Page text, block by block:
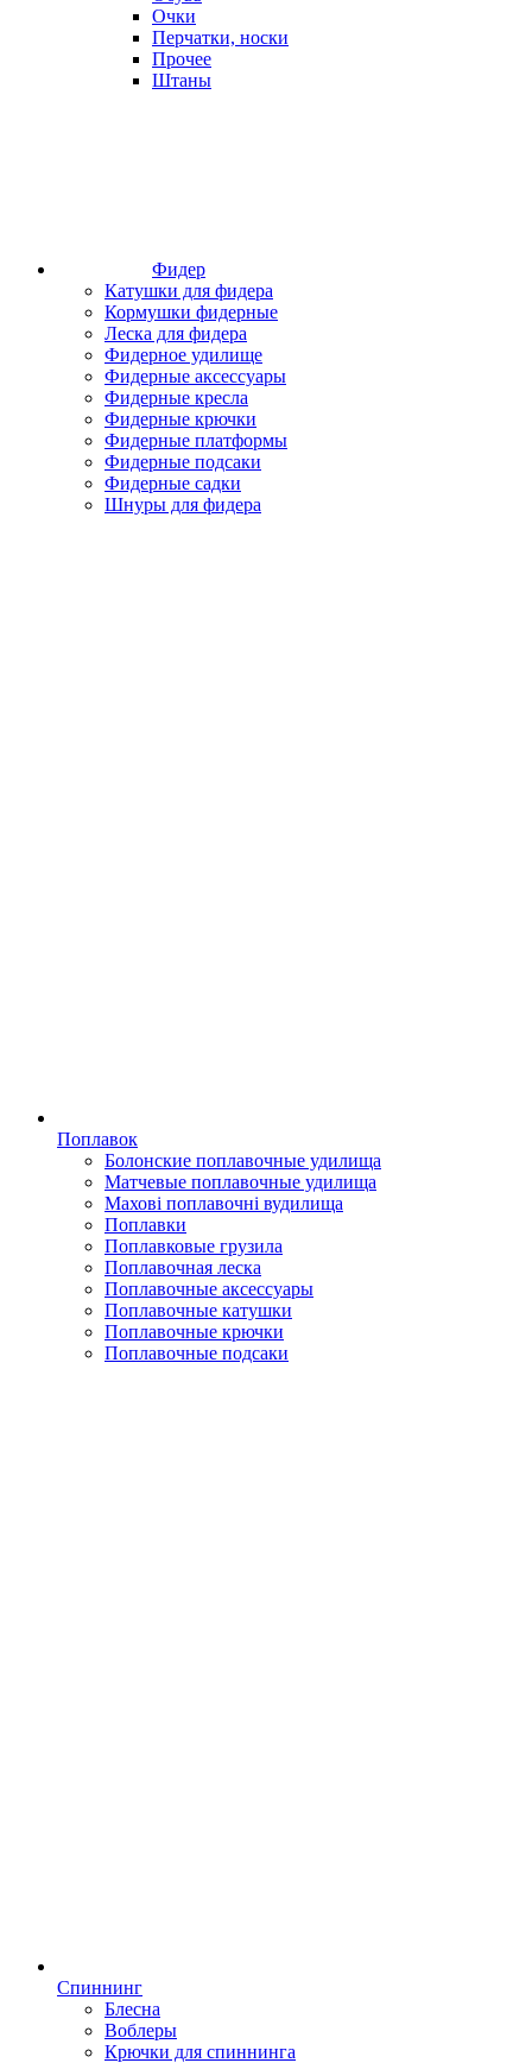
Очки
Перчатки, носки
Прочее
Штаны
Фидер
Катушки для фидера
Кормушки фидерные
Леска для фидера
Фидерное удилище
Фидерные аксессуары
Фидерные кресла
Фидерные крючки
Фидерные платформы
Фидерные подсаки
Фидерные садки
Шнуры для фидера
Поплавок
Болонские поплавочные удилища
Матчевые поплавочные удилища
Махові поплавочні вудилища
Поплавки
Поплавковые грузила
Поплавочная леска
Поплавочные аксессуары
Поплавочные катушки
Поплавочные крючки
Поплавочные подсаки
Спиннинг
Блесна
Воблеры
Крючки для спиннинга